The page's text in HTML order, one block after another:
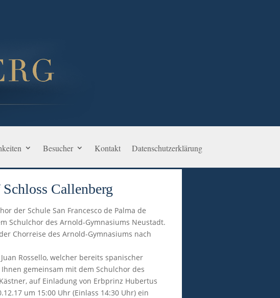
Besucher Kontakt Datenschutzerklärung
Callenberg
der Schule San Francesco de Palma de
Schulchor des Arnold-Gymnasiums Neustadt.
Chorreise des Arnold-Gymnasiums nach
Rossello, welcher bereits spanischer
gemeinsam mit dem Schulchor des
auf Einladung von Erbprinz Hubertus
um 15:00 Uhr (Einlass 14:30 Uhr) ein